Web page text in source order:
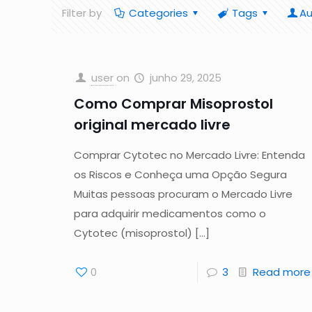
Filter by Categories Tags
user on junho 29, 2025
Como Comprar Misoprostol
original mercado livre
Comprar Cytotec no Mercado Livre: Entenda
os Riscos e Conheça uma Opção Segura
Muitas pessoas procuram o Mercado Livre
para adquirir medicamentos como o
Cytotec (misoprostol) […]
0 3 Read more